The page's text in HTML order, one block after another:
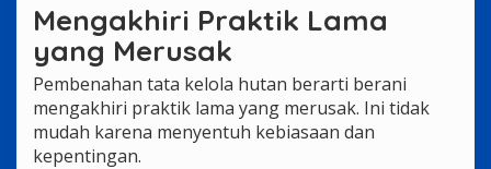
Mengakhiri Praktik Lama
yang Merusak
Pembenahan tata kelola hutan berarti berani
mengakhiri praktik lama yang merusak. Ini tidak
mudah karena menyentuh kebiasaan dan
kepentingan.